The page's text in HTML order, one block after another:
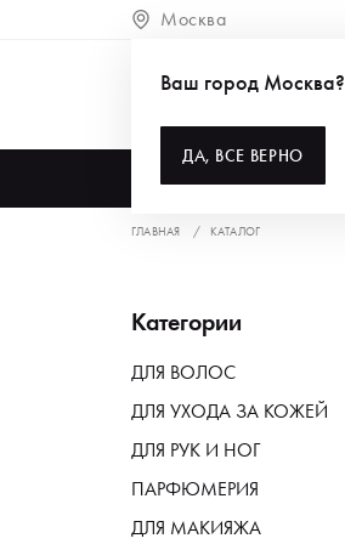
Москва
Ваш город Москва?
ДА, ВСЕ ВЕРНО
ГЛАВНАЯ КАТАЛОГ
Категории
ДЛЯ ВОЛОС
ДЛЯ УХОДА ЗА КОЖЕЙ
ДЛЯ РУК И НОГ
ПАРФЮМЕРИЯ
ДЛЯ МАКИЯЖА